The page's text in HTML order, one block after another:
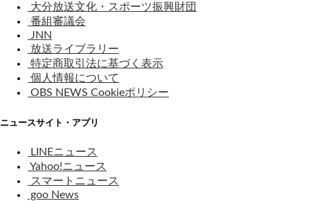
大分放送文化・スポーツ振興財団
番組審議会
JNN
放送ライブラリー
特定商取引法に基づく表示
個人情報について
OBS NEWS Cookieポリシー
ニュースサイト・アプリ
LINEニュース
Yahoo!ニュース
スマートニュース
goo News